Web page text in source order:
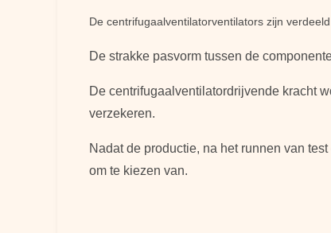
De centrifugaalventilatorventilators zijn
De strakke pasvorm tussen de
De centrifugaalventilatordrijvende kracht
verzekeren.
Nadat de productie, na het runnen van
om te kiezen van.